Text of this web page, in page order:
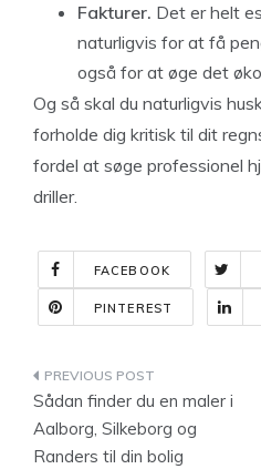
Fakturer. Det er helt
naturligvis for at få
også for at øge det
Og så skal du naturligvis
forholde dig kritisk til dit
fordel at søge professionel
driller.
FACEBOOK
PINTEREST
Sådan finder du en maler i
Aalborg, Silkeborg og
Randers til din bolig